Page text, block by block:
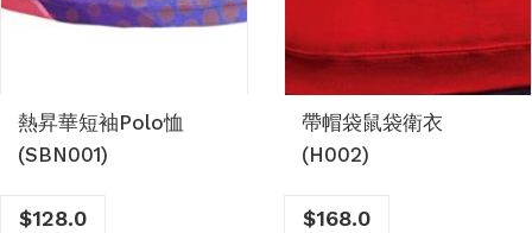
熱昇華強力吸水毛巾
(TL01M)
$18.4
熱昇華V領籃球服裝
合 (SB004)
$158.0